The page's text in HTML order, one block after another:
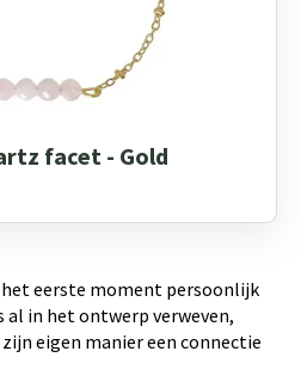
facet - Gold
het eerste moment persoonlijk
al in het ontwerp verweven,
eigen manier een connectie